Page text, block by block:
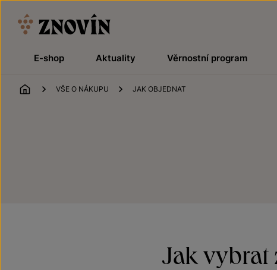
E-shop Aktuality Věrnostní program
ÚVOD
VŠE O NÁKUPU JAK OBJEDNAT
Jak vybrat